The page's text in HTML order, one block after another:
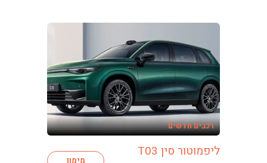
רכבים חדשים
ליפמוטור סין T03
מימון